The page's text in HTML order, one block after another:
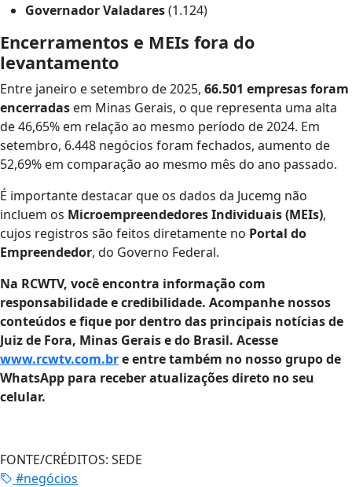
Governador Valadares(1.124)
Encerramentos e MEIs fora do
levantamento
Entre janeiro e setembro de 2025, 66.501 empresas foram
encerradas em Minas Gerais, o que representa uma alta
de 46,65% em relação ao mesmo período de 2024. Em
setembro, 6.448 negócios foram fechados, aumento de
52,69% em comparação ao mesmo mês do ano passado.
É importante destacar que os dados da Jucemg não
incluem os Microempreendedores Individuais (MEIs),
cujos registros são feitos diretamente no Portal do
Empreendedor, do Governo Federal.
Na RCWTV, você encontra informação com
responsabilidade e credibilidade. Acompanhe nossos
conteúdos e fique por dentro das principais notícias de
Juiz de Fora, Minas Gerais e do Brasil. Acesse
www.rcwtv.com.bre entre também no nosso grupo de
WhatsApp para receber atualizações direto no seu
celular.
FONTE/CRÉDITOS: SEDE
#negócios